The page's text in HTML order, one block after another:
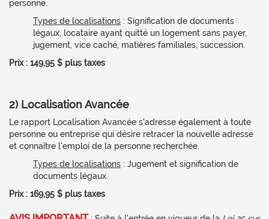
personne.
Types de localisations : Signification de documents
légaux, locataire ayant quitté un logement sans payer,
jugement, vice caché, matières familiales, succession.
Prix : 149,95 $ plus taxes
2) Localisation Avancée
Le rapport Localisation Avancée s'adresse également à toute
personne ou entreprise qui désire retracer la nouvelle adresse
et connaître l'emploi de la personne recherchée.
Types de localisations : Jugement et signification de
documents légaux.
Prix : 169,95 $ plus taxes